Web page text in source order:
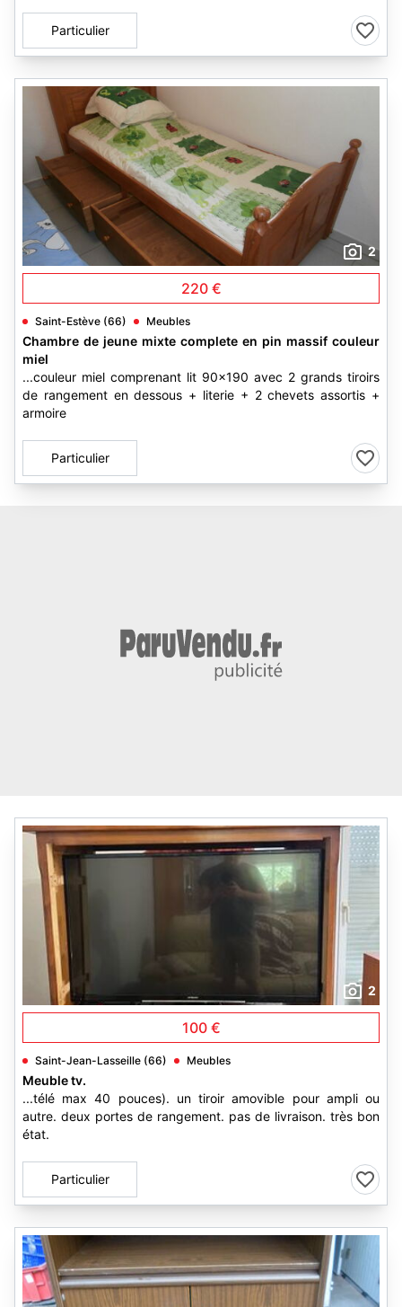
Particulier
2
220 €
Saint-Estève (66) Meubles
Chambre de jeune mixte complete en pin massif couleur
miel
...couleur miel comprenant lit 90x190 avec 2 grands tiroirs
de rangement en dessous + literie + 2 chevets assortis +
armoire
Particulier
2
100 €
Saint-Jean-Lasseille (66) Meubles
Meuble tv.
...télé max 40 pouces). un tiroir amovible pour ampli ou
autre. deux portes de rangement. pas de livraison. très bon
état.
Particulier